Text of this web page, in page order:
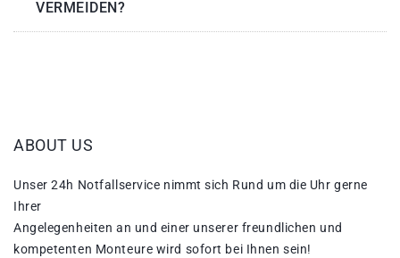
VERMEIDEN?
ABOUT US
Unser 24h Notfallservice nimmt sich Rund um die Uhr gerne
Ihrer
Angelegenheiten an und einer unserer freundlichen und
kompetenten Monteure wird sofort bei Ihnen sein!